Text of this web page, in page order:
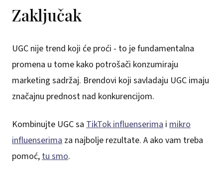
Zaključak
UGC nije trend koji će proći - to je fundamentalna
promena u tome kako potrošači konzumiraju
marketing sadržaj. Brendovi koji savladaju UGC imaju
značajnu prednost nad konkurencijom.
Kombinujte UGC sa TikTok influenserima i mikro
influenserima za najbolje rezultate. A ako vam treba
pomoć,tu smo.